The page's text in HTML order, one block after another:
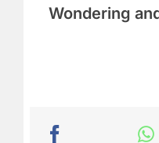
Wondering